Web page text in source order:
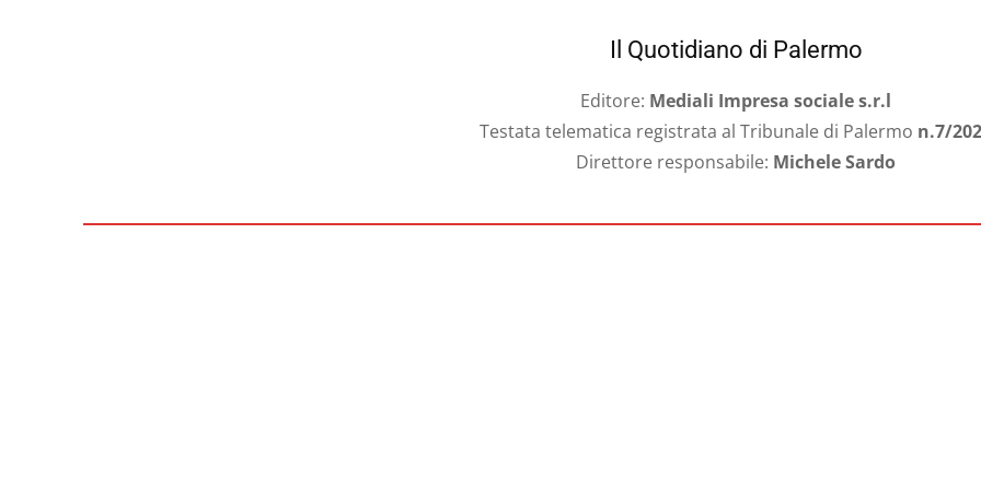
Il Quotidiano di Palermo
Editore: Mediali Impresa sociale s.r.l
Testata telematica registrata al Tribunale di Palermo n.7/
Direttore responsabile: Michele Sardo